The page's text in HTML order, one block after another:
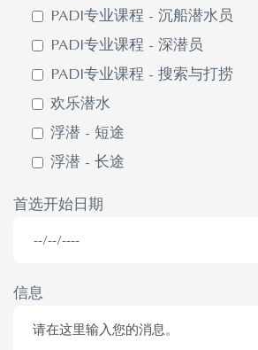
PADI专业课程 - 沉船潜水员
PADI专业课程 - 深潜员
PADI专业课程 - 搜索与打捞
欢乐潜水
浮潜 - 短途
浮潜 - 长途
首选开始日期
信息